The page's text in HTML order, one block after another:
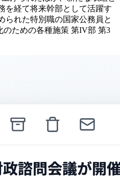
を経て将来幹部として活躍す
られた特別職の国家公務員と
のための各種施策 第IV部 第3